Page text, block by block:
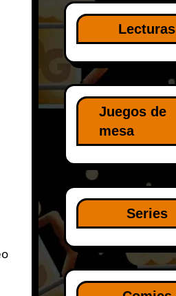
Lecturas
Juegos de
mesa
Series